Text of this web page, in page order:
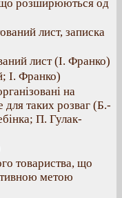
розширюються од
лист, записка
лист (І. Франко)
І. Франко)
на
для таких розваг (Б.-
П. Гулак-
товариства, що
метою